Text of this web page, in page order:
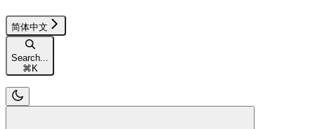
简体中文
Search...
⌘ K